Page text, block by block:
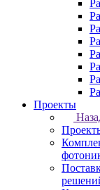
Проекты